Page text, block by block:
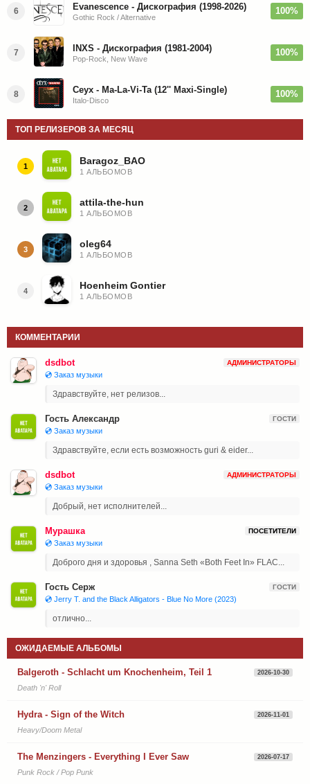
6 Evanescence - Дискография (1998-2026)
Gothic Rock / Alternative
100%
7 INXS - Дискография (1981-2004)
Pop-Rock, New Wave
100%
8 Ceyx - Ma-La-Vi-Ta (12'' Maxi-Single)
Italo-Disco
100%
ТОП РЕЛИЗЕРОВ ЗА МЕСЯЦ
1 Baragoz_BAO
1 АЛЬБОМОВ
2 attila-the-hun
1 АЛЬБОМОВ
3 oleg64
1 АЛЬБОМОВ
4 Hoenheim Gontier
1 АЛЬБОМОВ
КОММЕНТАРИИ
dsdbot АДМИНИСТРАТОРЫ
💿 Заказ музыки
Здравствуйте, нет релизов...
Гость Александр ГОСТИ
💿 Заказ музыки
Здравствуйте, если есть возможность guri & eider...
dsdbot АДМИНИСТРАТОРЫ
💿 Заказ музыки
Добрый, нет исполнителей...
Мурашка ПОСЕТИТЕЛИ
💿 Заказ музыки
Доброго дня и здоровья , Sanna Seth «Both Feet In» FLAC...
Гость Серж ГОСТИ
💿 Jerry T. and the Black Alligators - Blue No More (2023)
отлично...
ОЖИДАЕМЫЕ АЛЬБОМЫ
Balgeroth - Schlacht um Knochenheim, Teil 1 2026-10-30
Death 'n' Roll
Hydra - Sign of the Witch 2026-11-01
Heavy/Doom Metal
The Menzingers - Everything I Ever Saw 2026-07-17
Punk Rock / Pop Punk